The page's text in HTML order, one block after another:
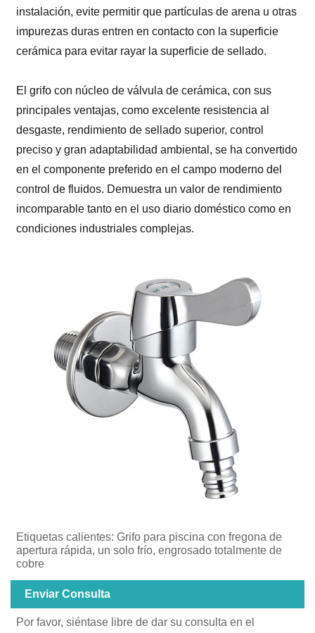
instalación, evite permitir que partículas de arena u otras
impurezas duras entren en contacto con la superficie
cerámica para evitar rayar la superficie de sellado.
El grifo con núcleo de válvula de cerámica, con sus
principales ventajas, como excelente resistencia al
desgaste, rendimiento de sellado superior, control
preciso y gran adaptabilidad ambiental, se ha convertido
en el componente preferido en el campo moderno del
control de fluidos. Demuestra un valor de rendimiento
incomparable tanto en el uso diario doméstico como en
condiciones industriales complejas.
Etiquetas calientes: Grifo para piscina con fregona de
apertura rápida, un solo frío, engrosado totalmente de
cobre
Enviar Consulta
Por favor, siéntase libre de dar su consulta en el